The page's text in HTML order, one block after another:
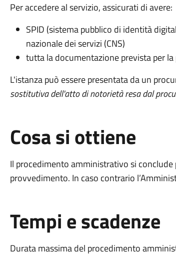
Per accedere al servizio, assicurati di avere:
SPID (sistema pubblico di identità
nazionale dei servizi (CNS)
tutta la documentazione prevista per
L'istanza può essere presentata da un
sostitutiva dell'atto di notorietà resa dal
Cosa si ottiene
Il procedimento amministrativo si
provvedimento. In caso contrario
Tempi e scadenze
Durata massima del procedimento